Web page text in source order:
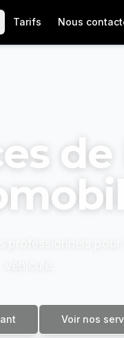
Tarifs Nous
Voir nos